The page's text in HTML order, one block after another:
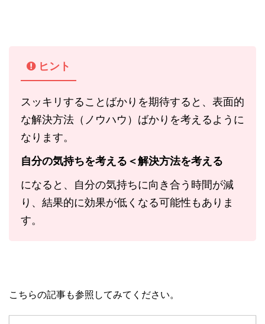
ヒント
スッキリすることばかりを期待すると、表面的
な解決方法（ノウハウ）ばかりを考えるように
なります。
自分の気持ちを考える＜解決方法を考える
になると、自分の気持ちに向き合う時間が減
り、結果的に効果が低くなる可能性もありま
す。
こちらの記事も参照してみてください。